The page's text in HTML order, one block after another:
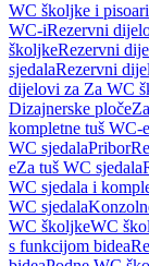
WC školjke i pisoari
WC-iRezervni
školjkeRezervni
sjedalaRezervni
dijelovi za Za WC
Dizajnerske ploče
kompletne tuš WC-e
WC sjedalaPribor
eZa tuš WC sjedala
WC sjedala i
WC sjedala
WC školjkeWC
s funkcijom bidea